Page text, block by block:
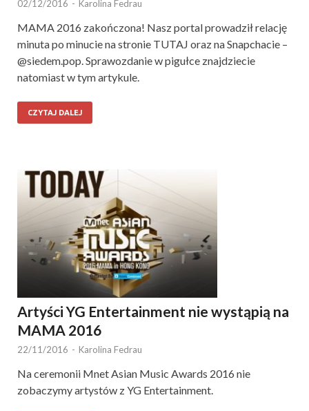
02/12/2016 - Karolina Fedrau
MAMA 2016 zakończona! Nasz portal prowadził relację
minuta po minucie na stronie TUTAJ oraz na Snapchacie –
@siedem.pop. Sprawozdanie w pigułce znajdziecie
natomiast w tym artykule.
CZYTAJ DALEJ
Artyści YG Entertainment nie wystąpią na
MAMA 2016
22/11/2016 - Karolina Fedrau
Na ceremonii Mnet Asian Music Awards 2016 nie
zobaczymy artystów z YG Entertainment.